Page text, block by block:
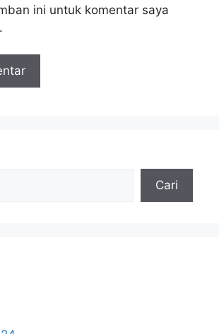
ini untuk komentar saya
Cari